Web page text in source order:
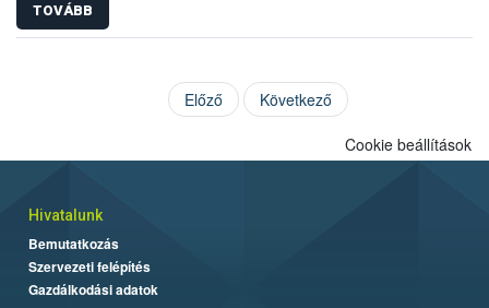
TOVÁBB
Előző Következő
Cookie beállítások
Hivatalunk
Bemutatkozás
Szervezeti felépítés
Gazdálkodási adatok